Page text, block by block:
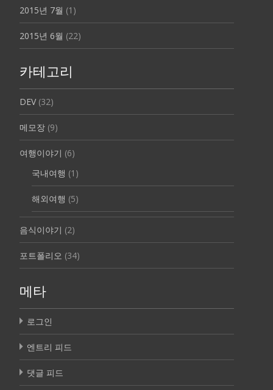
2015년 7월 (1)
2015년 6월 (22)
카테고리
DEV (32)
메모장 (9)
여행이야기 (6)
국내여행 (1)
해외여행 (5)
음식이야기 (2)
포트폴리오 (34)
메타
로그인
엔트리 피드
댓글 피드